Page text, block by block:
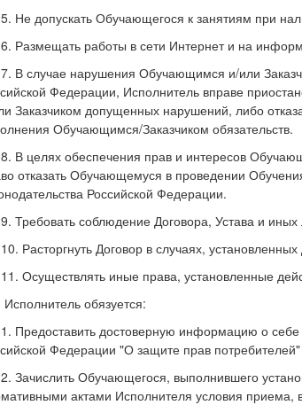
Не допускать Обучающегося к занятиям при
Размещать работы в сети Интернет и на
В случае нарушения Обучающимся и/или
Федерации, Исполнитель вправе
Заказчиком допущенных нарушений, либо
Обучающимся/Заказчиком обязательств.
В целях обеспечения прав и интересов
отказать Обучающемуся в проведении
Российской Федерации.
Требовать соблюдение Договора, Устава и
Расторгнуть Договор в случаях,
Осуществлять иные права, установленные
Исполнитель обязуется:
Предоставить достоверную информацию о
Федерации "О защите прав
Зачислить Обучающегося, выполнившего
актами Исполнителя условия приема,